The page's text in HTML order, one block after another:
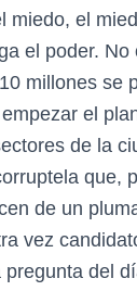
miedo, el
el poder.
millones se
el
de la
que,
de un
vez
del